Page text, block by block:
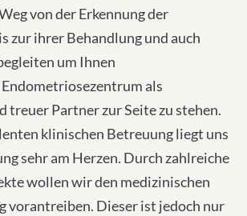
von der Erkennung der
zur ihrer Behandlung und auch
um Ihnen
als
treuer Partner zur Seite zu stehen.
klinischen Betreuung liegt uns
sehr am Herzen. Durch zahlreiche
wollen wir den medizinischen
vorantreiben. Dieser ist jedoch nur